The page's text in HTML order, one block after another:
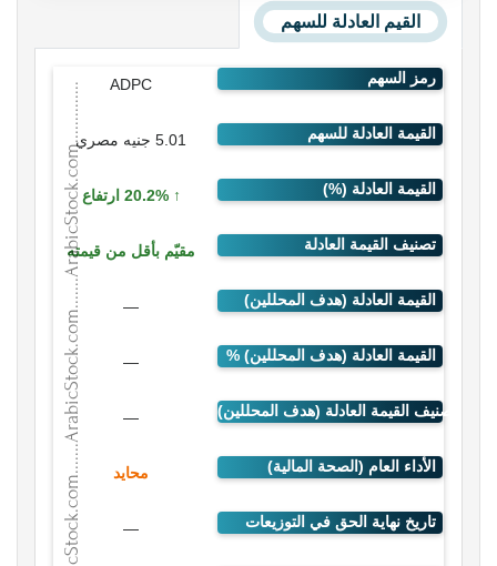
القيم العادلة للسهم
ADPC
5.01 جنيه مصري
20.2% ارتفاع
مقيّم بأقل من قيمته
—
—
—
محايد
—